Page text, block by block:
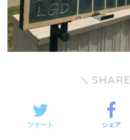
SHARE
ツイート シェア